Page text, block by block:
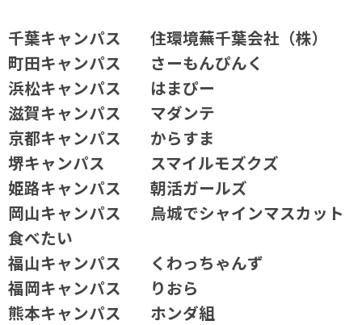
千葉キャンパス 住環境蕪千葉会社（株）
町田キャンパス さーもんぴんく
浜松キャンパス はまぴー
滋賀キャンパス マダンテ
京都キャンパス からすま
堺キャンパス スマイルモズクズ
姫路キャンパス 朝活ガールズ
岡山キャンパス 烏城でシャインマスカット
食べたい
福山キャンパス くわっちゃんず
福岡キャンパス りおら
熊本キャンパス ホンダ組